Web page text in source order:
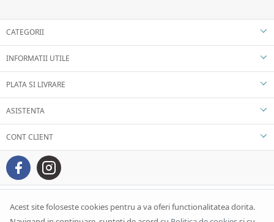
Acest site foloseste cookies pentru a va oferi functionalitatea dorita.
CATEGORII
INFORMATII UTILE
PLATA SI LIVRARE
ASISTENTA
CONT CLIENT